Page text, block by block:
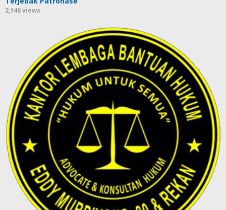
2,146 views